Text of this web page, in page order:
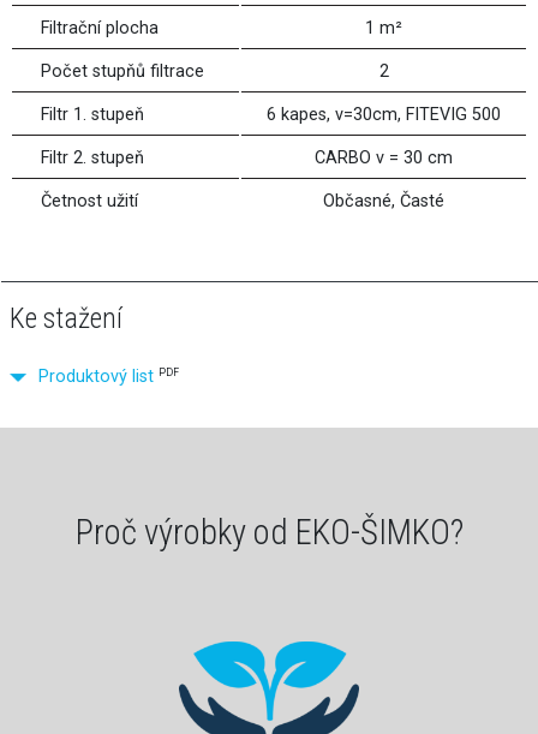
Filtrační plocha 1 m²
Počet stupňů filtrace 2
Filtr 1. stupeň 6 kapes, v=30cm, FITEVIG 500
Filtr 2. stupeň CARBO v = 30 cm
Četnost užití Občasné, Časté
Ke stažení
Produktový list PDF
Proč výrobky od EKO-ŠIMKO?